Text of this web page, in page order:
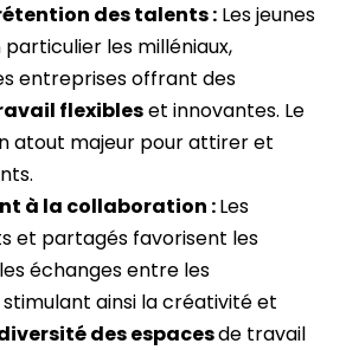
des talents : Les jeunes
les milléniaux,
entreprises offrant des
flexibleset innovantes. Le
atout majeur pour attirer et
à la collaboration :Les
et partagés favorisent les
échanges entre les
ainsi la créativité et
des espacesde travail